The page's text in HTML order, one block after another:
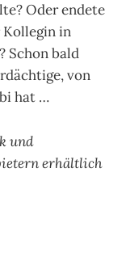
Oder endete
in
Schon bald
von
hat …
und
erhältlich